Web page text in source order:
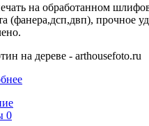
на обработанном
(фанера,дсп,двп), прочное
0